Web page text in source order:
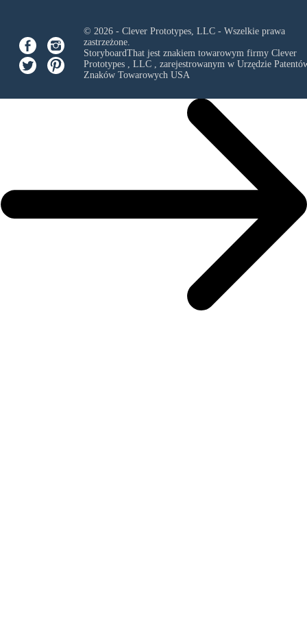
© 2026 - Clever Prototypes, LLC - Wszelkie prawa
zastrzeżone.
StoryboardThat jest znakiem towarowym firmy Clever
Prototypes , LLC, zarejestrowanym w Urzędzie
Znaków Towarowych USA